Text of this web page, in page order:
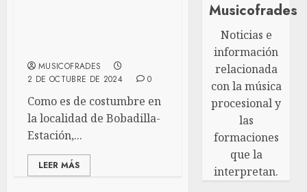
MUSICOFRADES
2 DE OCTUBRE DE 2024
0
Como es de costumbre en
la localidad de Bobadilla-
Estación,...
LEER MÁS
Musicofrades
Noticias e
información
relacionada
con la música
procesional y
las
formaciones
que la
interpretan.